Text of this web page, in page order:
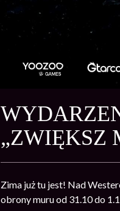
„ZWIĘKSZ
Zima już tu jest! Nad
obrony muru od 31.10 do